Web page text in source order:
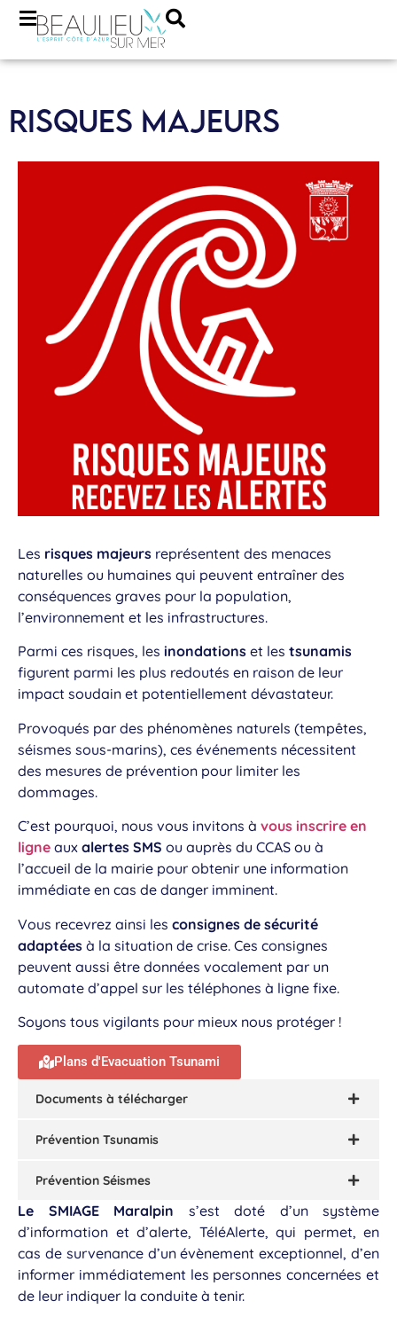
RISQUES MAJEURS
Les risques majeurs représentent des menaces
naturelles ou humaines qui peuvent entraîner des
conséquences graves pour la population,
l’environnement et les infrastructures.
Parmi ces risques, les inondations et les tsunamis
figurent parmi les plus redoutés en raison de leur
impact soudain et potentiellement dévastateur.
Provoqués par des phénomènes naturels (tempêtes,
séismes sous-marins), ces événements nécessitent
des mesures de prévention pour limiter les
dommages.
C’est pourquoi, nous vous invitons à vous inscrire en
ligne aux alertes SMS ou auprès du CCAS ou à
l’accueil de la mairie pour obtenir une information
immédiate en cas de danger imminent.
Vous recevrez ainsi les consignes de sécurité
adaptées à la situation de crise. Ces consignes
peuvent aussi être données vocalement par un
automate d’appel sur les téléphones à ligne fixe.
Soyons tous vigilants pour mieux nous protéger !
Plans d'Evacuation Tsunami
Documents à télécharger
Prévention Tsunamis
Prévention Séismes
Le SMIAGE Maralpin s’est doté d’un système
d’information et d’alerte, TéléAlerte, qui permet, en
cas de survenance d’un évènement exceptionnel, d’en
informer immédiatement les personnes concernées et
de leur indiquer la conduite à tenir.